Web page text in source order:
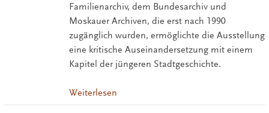
Familienarchiv, dem Bundesarchiv und
Moskauer Archiven, die erst nach 1990
zugänglich wurden, ermöglichte die Ausstellung
eine kritische Auseinandersetzung mit einem
Kapitel der jüngeren Stadtgeschichte.
Weiterlesen